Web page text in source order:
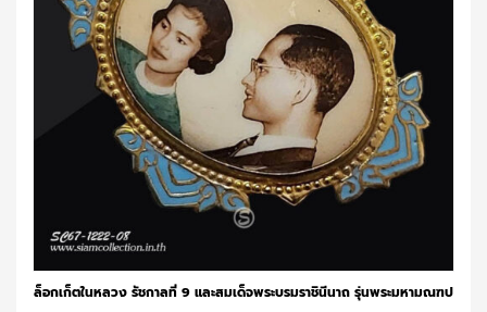
ล็อกเก็ตในหลวง รัชกาลที่ 9 และสมเด็จพระบรมราชินีนาถ รุ่นพระมหามณฑป